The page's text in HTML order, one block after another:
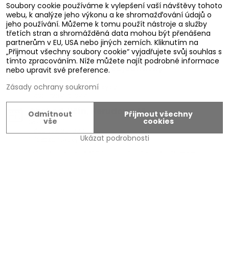
Zamecky.cz
Zámečnická pohotovost
+420 606 783 900
Cenové kalkulace, objednávky
michal.svarc@zamecky.cz
Obchod Jičín, Nerudova 45
Ivo Švarc
+420 774 301 333
info@zamecky.cz
Soubory cookie používáme k vylepšení vaší návštěvy tohoto
webu, k analýze jeho výkonu a ke shromažďování údajů o
jeho používání. Můžeme k tomu použít nástroje a služby
třetích stran a shromážděná data mohou být přenášena
partnerům v EU, USA nebo jiných zemích. Kliknutím na
„Přijmout všechny soubory cookie“ vyjadřujete svůj souhlas s
tímto zpracováním. Níže můžete najít podrobné informace
nebo upravit své preference.
Zásady ochrany soukromí
Ukázat podrobnosti
Přijmout všechny
cookies
Odmítnout
vše